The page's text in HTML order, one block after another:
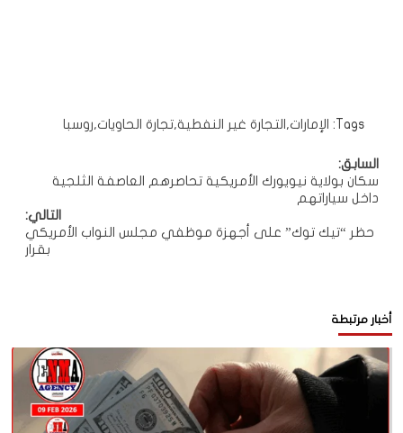
Tags: الإمارات,التجارة غير النفطية,تجارة الحاويات,روسبا
تصفّح
المقالات
السابق:
سكان بولاية نيويورك الأمريكية تحاصرهم العاصفة الثلجية
داخل سياراتهم
التالي:
حظر “تيك توك” على أجهزة موظفي مجلس النواب الأمريكي
بقرار
أخبار مرتبطة